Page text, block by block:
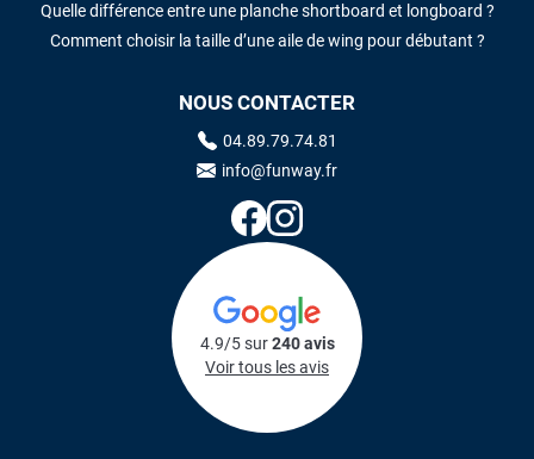
Quelle différence entre une planche shortboard et longboard ?
Comment choisir la taille d’une aile de wing pour débutant ?
NOUS CONTACTER
04.89.79.74.81
info@funway.fr
4.9/5 sur240 avis
Voir tous les avis